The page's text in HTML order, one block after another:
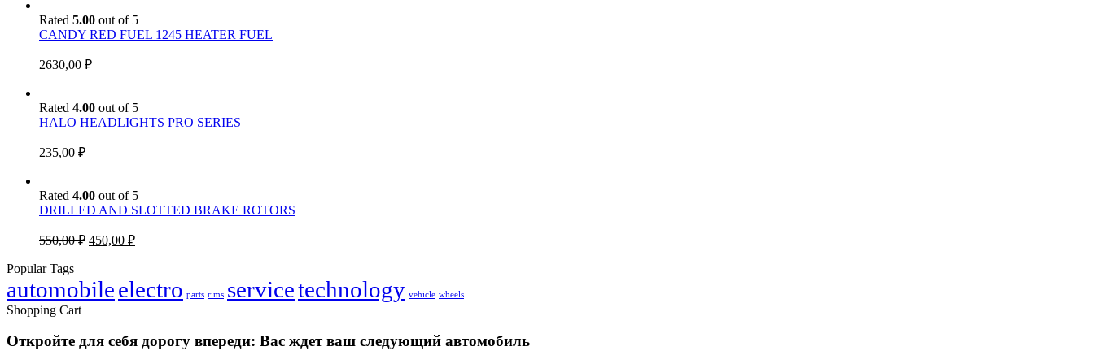
Rated 5.00 out of 5
CANDY RED FUEL 1245 HEATER FUEL
2630,00 ₽
Rated 4.00 out of 5
HALO HEADLIGHTS PRO SERIES
235,00 ₽
Rated 4.00 out of 5
DRILLED AND SLOTTED BRAKE ROTORS
550,00₽ Original
550,00 ₽.
450,00 ₽Current
450,00 ₽.
Popular Tags
automobileelectro parts rims servicetechnology vehicle wheels
Shopping Cart
Откройте для себя дорогу впереди: Вас ждет ваш следующий автомобиль